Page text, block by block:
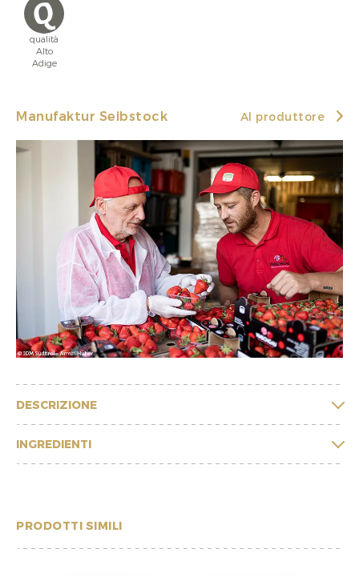
qualità
Alto
Adige
Manufaktur Seibstock Al produttore
DESCRIZIONE
INGREDIENTI
PRODOTTI SIMILI